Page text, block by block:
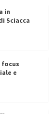
in
Sciacca
focus
e